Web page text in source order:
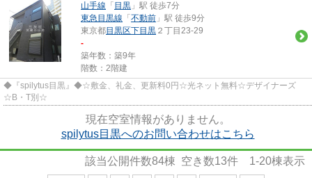
山手線 「 目黒 」駅 徒歩7分
東急目黒線 「 不動前 」駅 徒歩9分
東京都目黒区下目黒 ２丁目23-29
-
築年数：築9年
階数：2階建
◆『spilytus目黒』◆☆敷金、礼金、更新料0円☆光ネット無料☆デザイナーズ
☆B・T別☆
現在空室情報がありません。
spilytus目黒へのお問い合わせはこちら
該当公開件数84棟 空き数13件 1-20棟表示